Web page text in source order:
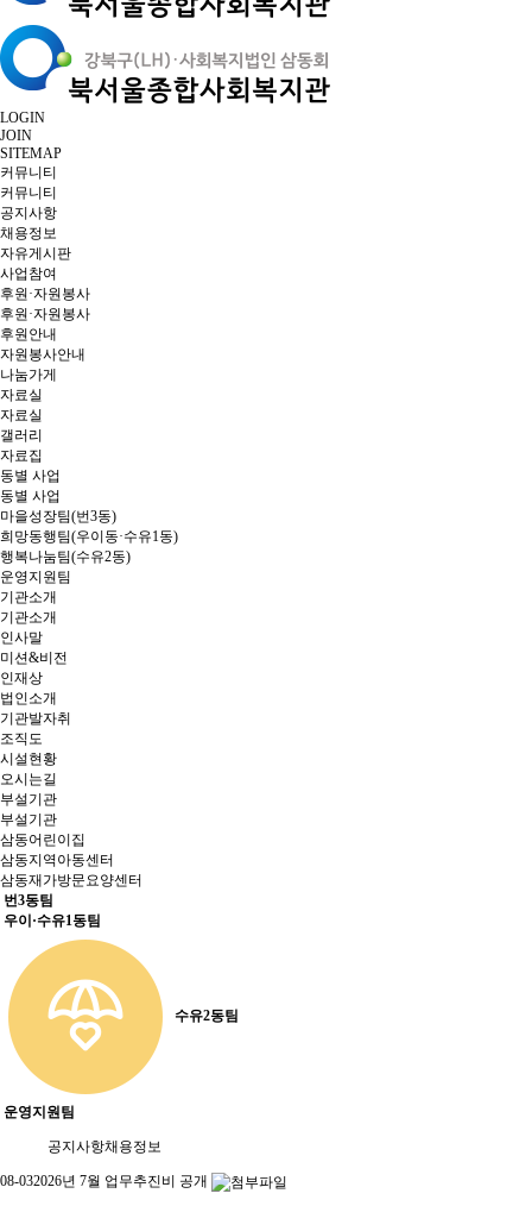
LOGIN
JOIN
SITEMAP
커뮤니티
커뮤니티
공지사항
채용정보
자유게시판
사업참여
후원·자원봉사
후원·자원봉사
후원안내
자원봉사안내
나눔가게
자료실
자료실
갤러리
자료집
동별 사업
동별 사업
마을성장팀(번3동)
희망동행팀(우이동·수유1동)
행복나눔팀(수유2동)
운영지원팀
기관소개
기관소개
인사말
미션&비전
인재상
법인소개
기관발자취
조직도
시설현황
오시는길
부설기관
부설기관
삼동어린이집
삼동지역아동센터
삼동재가방문요양센터
번3동팀
우이·수유1동팀
수유2동팀
운영지원팀
공지사항채용정보
08-032026년 7월 업무추진비 공개